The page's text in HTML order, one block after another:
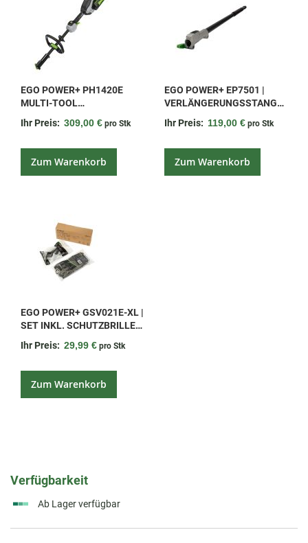
Verfügbarkeit
Ab Lager verfügbar
EGO POWER+ PH1420E
MULTI-TOOL
LEISTUNGSSTARKE
VIELSEITIGE
AUFSÄTZEN.
WERKZEUGLOSER
AUFSATZWECHSEL.
Ihr Preis: 309,00 € pro Stk
Zum Warenkorb
EGO POWER+ EP7501 |
VERLÄNGERUNGSSTANGE
ARBEITEN IN SCHWER
LEITER.
Ihr Preis: 119,00 € pro Stk
Zum Warenkorb
EGO POWER+ GSV021E-XL |
SET INKL. SCHUTZBRILLE
HANDSCHUHEN (XL)
Ihr Preis: 29,99 € pro Stk
Zum Warenkorb